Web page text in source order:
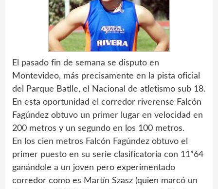
El pasado fin de semana se disputo en
Montevideo, más precisamente en la pista oficial
del Parque Batlle, el Nacional de atletismo sub 18.
En esta oportunidad el corredor riverense Falcón
Fagúndez obtuvo un primer lugar en velocidad en
200 metros y un segundo en los 100 metros.
En los cien metros Falcón Fagúndez obtuvo el
primer puesto en su serie clasificatoria con 11”64
ganándole a un joven pero experimentado
corredor como es Martín Szasz (quien marcó un